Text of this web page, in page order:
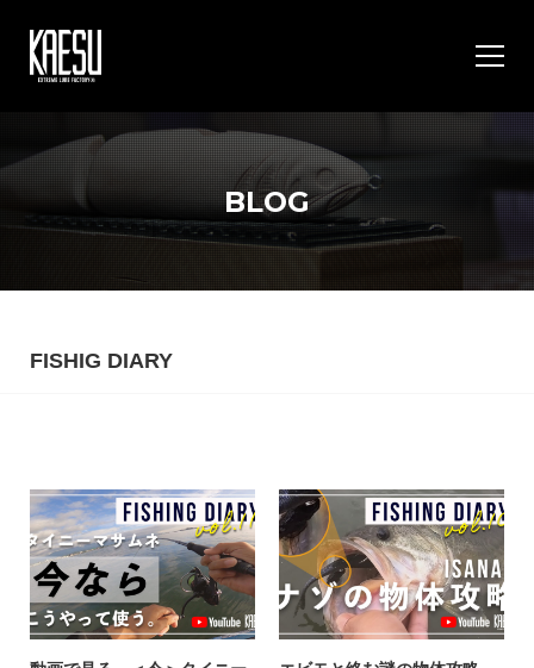
BLOG
FISHIG DIARY